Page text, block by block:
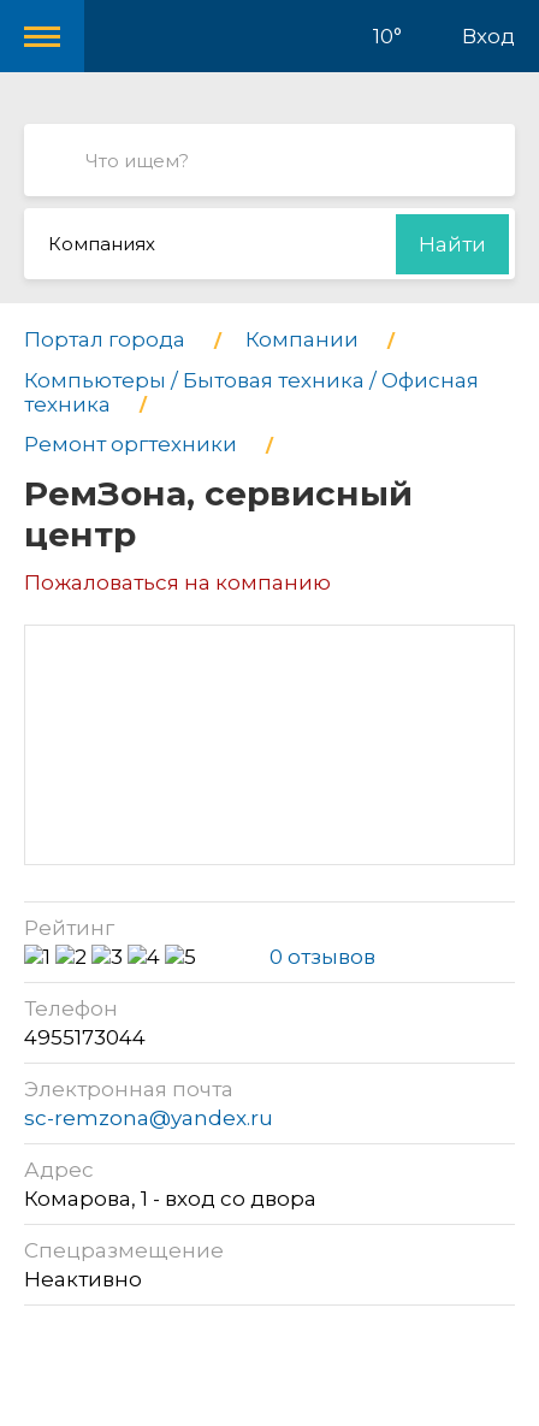
10° Вход
Компаниях Найти
Портал города
Компании
Компьютеры / Бытовая техника / Офисная
техника
Ремонт оргтехники
РемЗона, сервисный
центр
Пожаловаться на компанию
Рейтинг
0 отзывов
Телефон
4955173044
Электронная почта
sc-remzona@yandex.ru
Адрес
Комарова, 1 - вход со двора
Спецразмещение
Неактивно